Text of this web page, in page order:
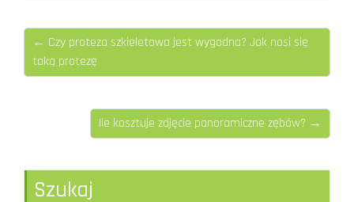
← Czy proteza szkieletowa jest wygodna? Jak nosi się
taką protezę
Ile kosztuje zdjęcie panoramiczne zębów? →
Szukaj